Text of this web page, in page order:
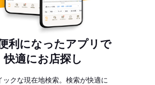
利になったアプリで
快適にお店探し
ックな現在地検索。検索が快適に